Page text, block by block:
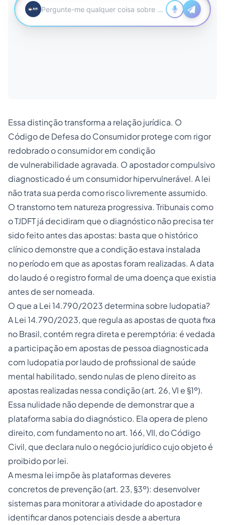
Essa distinção transforma a relação jurídica. O
Código de Defesa do Consumidor protege com rigor
redobrado o consumidor em condição
de vulnerabilidade agravada. O apostador compulsivo
diagnosticado é um consumidor hipervulnerável. A lei
não trata sua perda como risco livremente assumido.
O transtorno tem natureza progressiva. Tribunais como
o TJDFT já decidiram que o diagnóstico não precisa ter
sido feito antes das apostas: basta que o histórico
clínico demonstre que a condição estava instalada
no período em que as apostas foram realizadas. A data
do laudo é o registro formal de uma doença que existia
antes de ser nomeada.
O que a Lei 14.790/2023 determina sobre ludopatia?
A Lei 14.790/2023, que regula as apostas de quota fixa
no Brasil, contém regra direta e peremptória: é vedada
a participação em apostas de pessoa diagnosticada
com ludopatia por laudo de profissional de saúde
mental habilitado, sendo nulas de pleno direito as
apostas realizadas nessa condição (art. 26, VI e §1º).
Essa nulidade não depende de demonstrar que a
plataforma sabia do diagnóstico. Ela opera de pleno
direito, com fundamento no art. 166, VII, do Código
Civil, que declara nulo o negócio jurídico cujo objeto é
proibido por lei.
A mesma lei impõe às plataformas deveres
concretos de prevenção (art. 23, §3º): desenvolver
sistemas para monitorar a atividade do apostador e
identificar danos potenciais desde a abertura